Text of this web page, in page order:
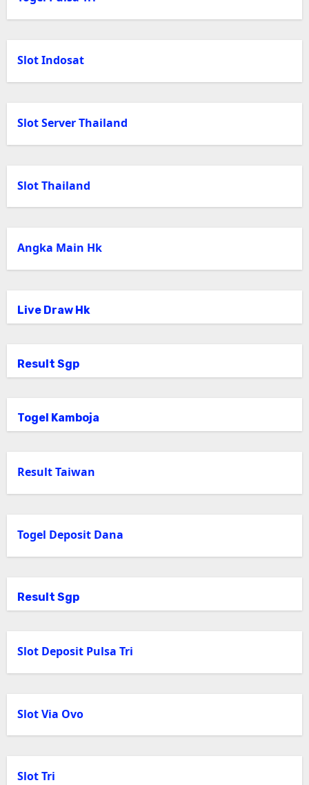
Slot Indosat
Slot Server Thailand
Slot Thailand
Angka Main Hk
Live Draw Hk
Result Sgp
Togel Kamboja
Result Taiwan
Togel Deposit Dana
Result Sgp
Slot Deposit Pulsa Tri
Slot Via Ovo
Slot Tri